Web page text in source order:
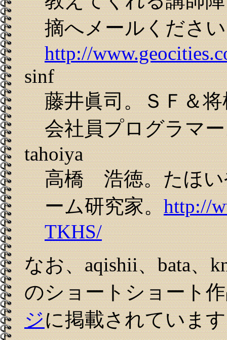
摘へメールください
http://
sinf
藤井眞司。ＳＦ＆
会社員プログラマ
tahoiya
高橋 浩徳。たほい
ーム研究家。http://
TKHS/
なお、aqishii、bata、
のショートショート
ジに掲載されていま